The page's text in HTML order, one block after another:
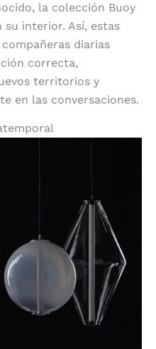
la colección Buoy
interior. Así, estas
diarias
correcta,
territorios y
en las conversaciones.